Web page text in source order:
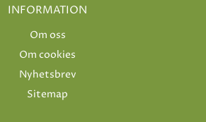
INFORMATION
Om oss
Om cookies
Nyhetsbrev
Sitemap